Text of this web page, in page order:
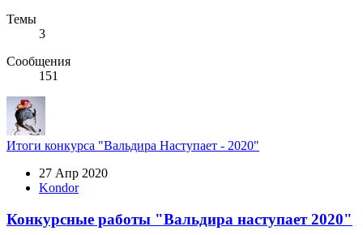
Темы
3
Сообщения
151
Итоги конкурса "Вальдира Наступает - 2020"
27 Апр 2020
Kondor
Конкурсные работы "Вальдира наступает 2020"